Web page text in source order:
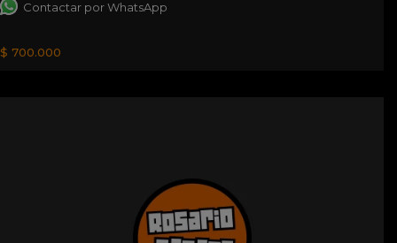
Contactar por WhatsApp
$ 700.000